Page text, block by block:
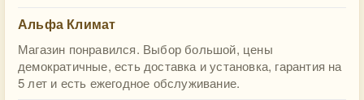
Альфа Климат
Магазин понравился. Выбор большой, цены
демократичные, есть доставка и установка, гарантия на
5 лет и есть ежегодное обслуживание.